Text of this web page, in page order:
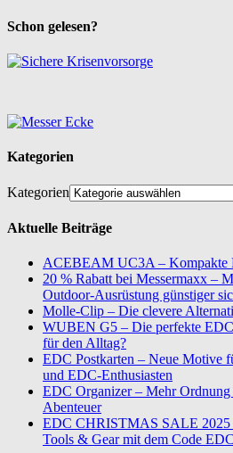
Schon gelesen?
Kategorien
Kategorien
Aktuelle Beiträge
ACEBEAM UC3A – Kompakte
20 % Rabatt bei Messermaxx –
Outdoor-Ausrüstung günstiger
Molle-Clip – Die clevere
WUBEN G5 – Die perfekte
für den Alltag?
EDC Postkarten – Neue Motive
und EDC-Enthusiasten
EDC Organizer – Mehr
Abenteuer
EDC CHRISTMAS SALE 2025
Tools & Gear mit dem Code